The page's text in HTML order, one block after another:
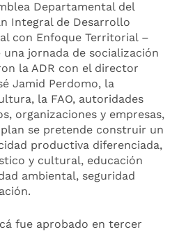
Departamental del
Integral de Desarrollo
con Enfoque Territorial –
una jornada de socialización
la ADR con el director
Jamid Perdomo, la
la FAO, autoridades
organizaciones y empresas,
se pretende construir un
productiva diferenciada,
y cultural, educación
ambiental, seguridad
fue aprobado en tercer